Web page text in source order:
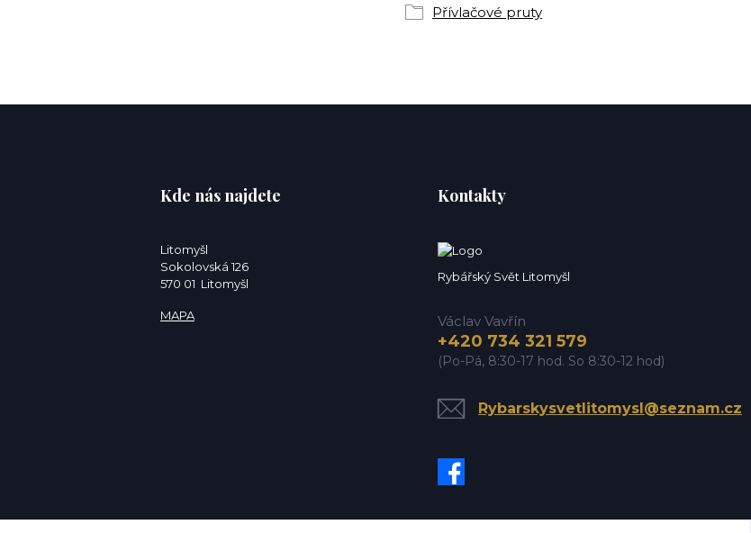
Přívlačové pruty
Kde nás najdete
Litomyšl
Sokolovská 126
570 01 Litomyšl
MAPA
Kontakty
Rybářský Svět Litomyšl
Václav Vavřín
+420 734 321 579
(Po-Pá, 8:30-17 hod. So 8:30-12 hod)
Rybarskysvetlitomysl@seznam.cz